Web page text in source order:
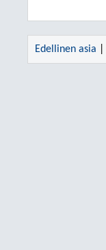
Edellinen asia